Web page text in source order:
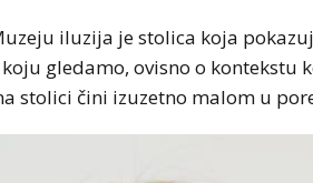
iluzija je stolica koja
gledamo, ovisno o
stolici čini izuzetno malom u